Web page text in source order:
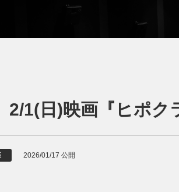
2/1(日)映画『ヒポク
2026/01/17 公開